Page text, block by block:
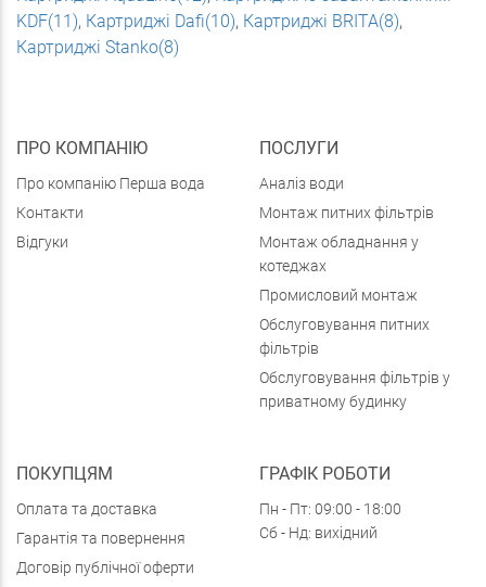
KDF(11), Картриджі Dafi(10), Картриджі BRITA(8),
Картриджі Stanko(8)
ПРО КОМПАНІЮ
Про компанію Перша вода
Контакти
Відгуки
ПОСЛУГИ
Аналіз води
Монтаж питних фільтрів
Монтаж обладнання у
котеджах
Промисловий монтаж
Обслуговування питних
фільтрів
Обслуговування фільтрів у
приватному будинку
ПОКУПЦЯМ
Оплата та доставка
Гарантія та повернення
Договір публічної оферти
ГРАФІК РОБОТИ
Пн - Пт: 09:00 - 18:00
Сб - Нд: вихідний